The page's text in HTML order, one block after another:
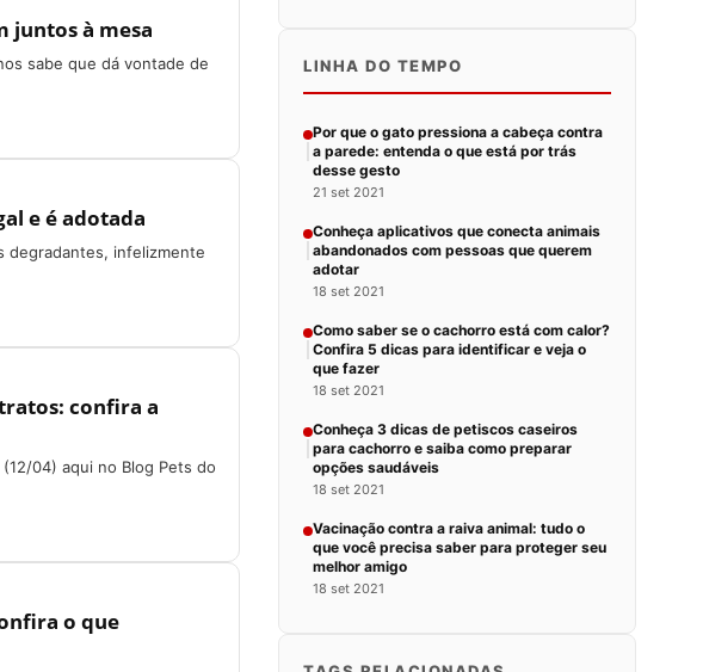
juntos à mesa
sabe que dá vontade de
e é adotada
degradantes, infelizmente
confira a
04) aqui no Blog Pets do
o que
LINHA DO TEMPO
Por que o gato pressiona a cabeça contra
a parede: entenda o que está por trás
desse gesto
21 set 2021
Conheça aplicativos que conecta animais
abandonados com pessoas que querem
adotar
18 set 2021
Como saber se o cachorro está com calor?
Confira 5 dicas para identificar e veja o
que fazer
18 set 2021
Conheça 3 dicas de petiscos caseiros
para cachorro e saiba como preparar
opções saudáveis
18 set 2021
Vacinação contra a raiva animal: tudo o
que você precisa saber para proteger seu
melhor amigo
18 set 2021